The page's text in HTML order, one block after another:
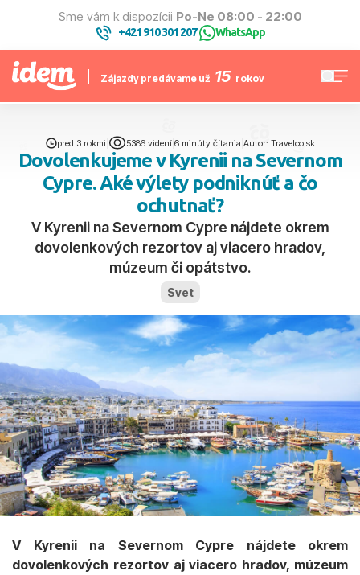
Sme vám k dispozícii Po-Ne 08:00 - 22:00
+421 910 301 207| WhatsApp
Zájazdy predávame už 15 rokov
pred 3 rokmi 5386 videní| 6 minúty čítania Autor: Travelco.sk
Dovolenkujeme v Kyrenii na Severnom
Cypre. Aké výlety podniknúť a čo
ochutnať?
V Kyrenii na Severnom Cypre nájdete okrem
dovolenkových rezortov aj viacero hradov,
múzeum či opátstvo.
Svet
V Kyrenii na Severnom Cypre nájdete okrem
dovolenkových rezortov aj viacero hradov, múzeum